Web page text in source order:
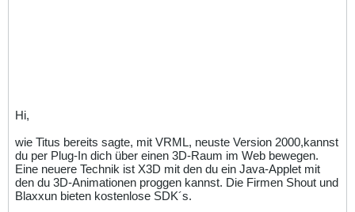
Hi,
wie Titus bereits sagte, mit VRML, neuste Version 2000,kannst
du per Plug-In dich über einen 3D-Raum im Web bewegen.
Eine neuere Technik ist X3D mit den du ein Java-Applet mit
den du 3D-Animationen proggen kannst. Die Firmen Shout und
Blaxxun bieten kostenlose SDK´s.